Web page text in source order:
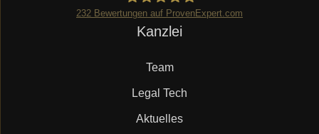
Mueller.legal
232 Bewertungen auf ProvenExpert.com
Kanzlei
Team
Legal Tech
Aktuelles